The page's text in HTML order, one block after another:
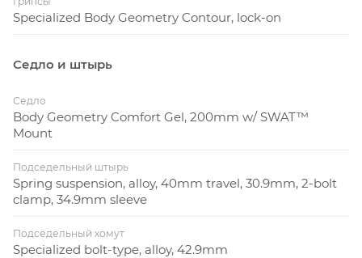
Specialized Body Geometry Contour, lock-on
Седло и штырь
Седло
Body Geometry Comfort Gel, 200mm w/ SWAT™
Mount
Подседельный штырь
Spring suspension, alloy, 40mm travel, 30.9mm, 2-bolt
clamp, 34.9mm sleeve
Подседельный хомут
Specialized bolt-type, alloy, 42.9mm